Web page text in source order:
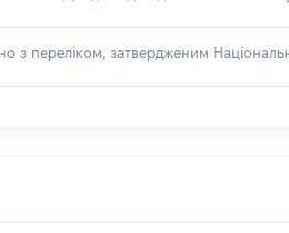
переліком, затвердженим